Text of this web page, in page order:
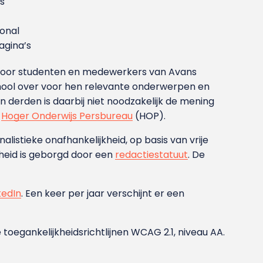
studenten en medewerkers van Avans
over voor hen relevante onderwerpen en
is daarbij niet noodzakelijk de mening
Hoger Onderwijs Persbureau (HOP).
onafhankelijkheid, op basis van vrije
is geborgd door een redactiestatuut. De
. Een keer per jaar verschijnt er een
WCAG 2.1, niveau AA.